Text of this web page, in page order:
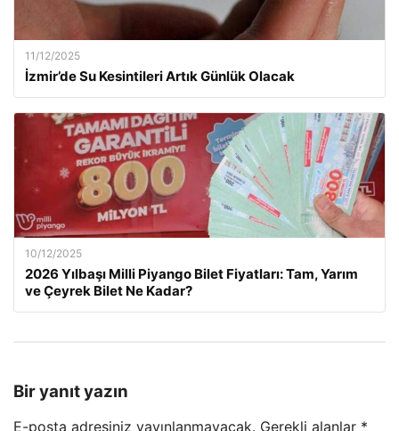
11/12/2025
İzmir’de Su Kesintileri Artık Günlük Olacak
10/12/2025
2026 Yılbaşı Milli Piyango Bilet Fiyatları: Tam, Yarım
ve Çeyrek Bilet Ne Kadar?
Bir yanıt yazın
E-posta adresiniz yayınlanmayacak. Gerekli alanlar *